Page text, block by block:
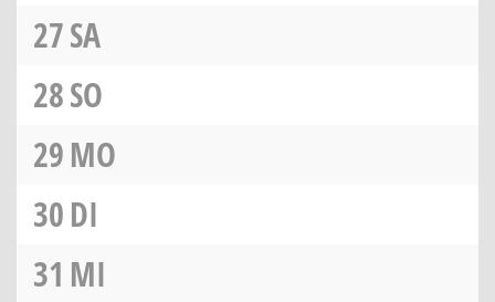
27SA
28SO
29MO
30DI
31 MI